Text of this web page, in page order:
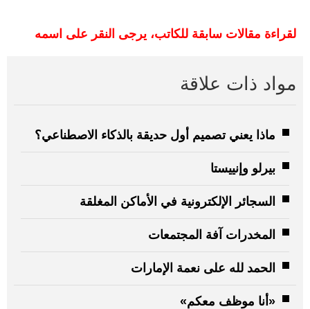
لقراءة مقالات سابقة للكاتب، يرجى النقر على اسمه
مواد ذات علاقة
ماذا يعني تصميم أول حديقة بالذكاء الاصطناعي؟
بيرلو وإنييستا
السجائر الإلكترونية في الأماكن المغلقة
المخدرات آفة المجتمعات
الحمد لله على نعمة الإمارات
«أنا موظف معكم»